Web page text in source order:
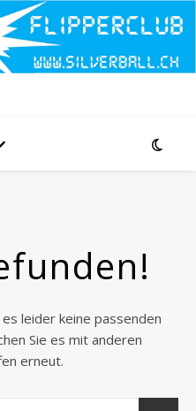
leider keine passenden
Sie es mit anderen
erneut.